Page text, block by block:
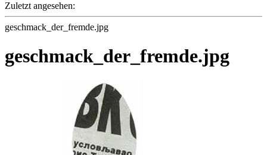
Zuletzt angesehen:
geschmack_der_fremde.jpg
geschmack_der_fremde.jpg